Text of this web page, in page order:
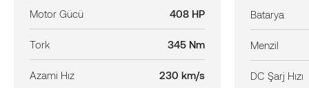
Motor Gücü 408 HP
Tork 345 Nm
Azami Hız 230 km/s
Batarya
Menzil
DC Şarj Hızı